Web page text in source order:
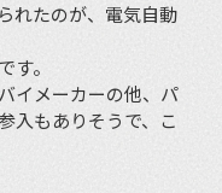
れたのが、電気自動
す。
イメーカーの他、パ
入もありそうで、こ